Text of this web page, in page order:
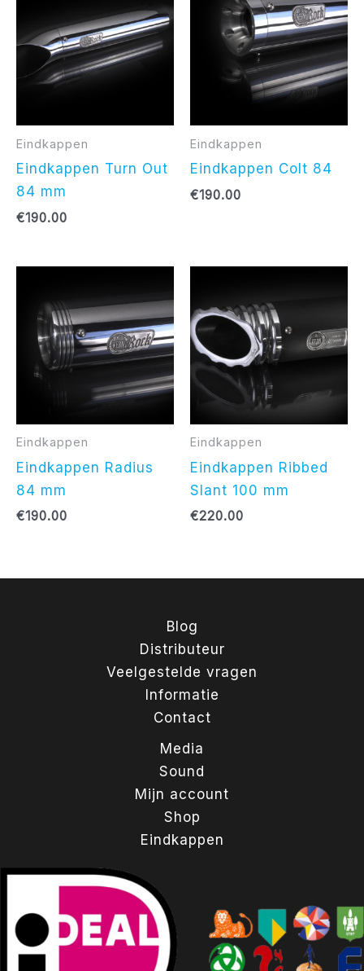
Eindkappen
Eindkappen Turn Out
84 mm
€190.00
Eindkappen
Eindkappen Colt 84
€190.00
Eindkappen
Eindkappen Radius
84 mm
€190.00
Eindkappen
Eindkappen Ribbed
Slant 100 mm
€220.00
Blog
Distributeur
Veelgestelde vragen
Informatie
Contact
Media
Sound
Mijn account
Shop
Eindkappen